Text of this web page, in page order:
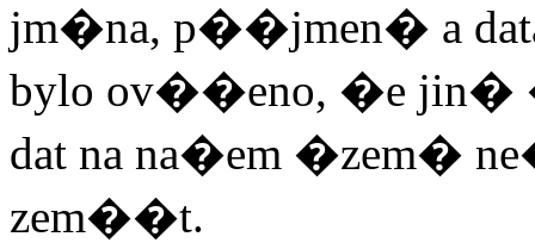
jm�na, p��jmen� a
bylo ov��eno, �e jin�
dat na na�em �zem�
zem��t.